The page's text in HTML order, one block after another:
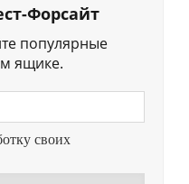
Форсайт
популярные
ящике.
своих